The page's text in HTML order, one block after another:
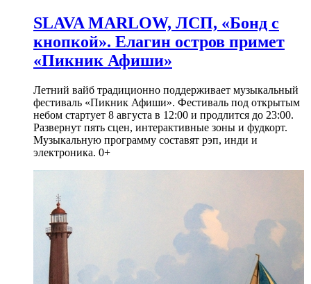
SLAVA MARLOW, ЛСП, «Бонд с
кнопкой». Елагин остров примет
«Пикник Афиши»
Летний вайб традиционно поддерживает музыкальный
фестиваль «Пикник Афиши». Фестиваль под открытым
небом стартует 8 августа в 12:00 и продлится до 23:00.
Развернут пять сцен, интерактивные зоны и фудкорт.
Музыкальную программу составят рэп, инди и
электроника. 0+